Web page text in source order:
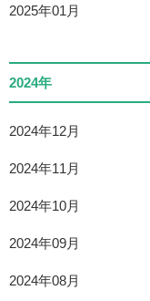
2025年01月
2024年
2024年12月
2024年11月
2024年10月
2024年09月
2024年08月